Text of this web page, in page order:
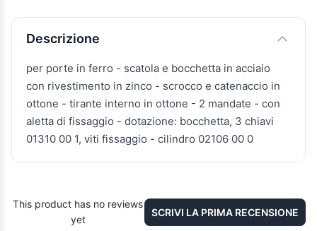
Descrizione e caratteristiche
Descrizione
per porte in ferro - scatola e bocchetta in acciaio
con rivestimento in zinco - scrocco e catenaccio in
ottone - tirante interno in ottone - 2 mandate - con
aletta di fissaggio - dotazione: bocchetta, 3 chiavi
01310 00 1, viti fissaggio - cilindro 02106 00 0
This product has no reviews
yet
SCRIVI LA PRIMA RECENSIONE